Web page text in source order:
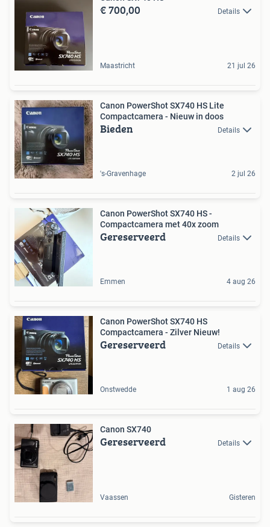
€ 700,00 Details
Maastricht 21 jul 26
Canon PowerShot SX740 HS Lite
Compactcamera - Nieuw in doos
Bieden Details
's-Gravenhage 2 jul 26
Canon PowerShot SX740 HS -
Compactcamera met 40x zoom
Gereserveerd Details
Emmen 4 aug 26
Canon PowerShot SX740 HS
Compactcamera - Zilver Nieuw!
Gereserveerd Details
Onstwedde 1 aug 26
Canon SX740
Gereserveerd Details
Vaassen Gisteren